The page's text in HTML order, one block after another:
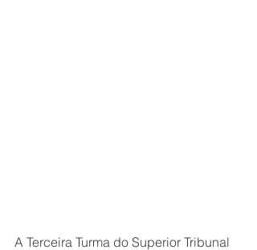
A Terceira Turma do Superior Tribunal